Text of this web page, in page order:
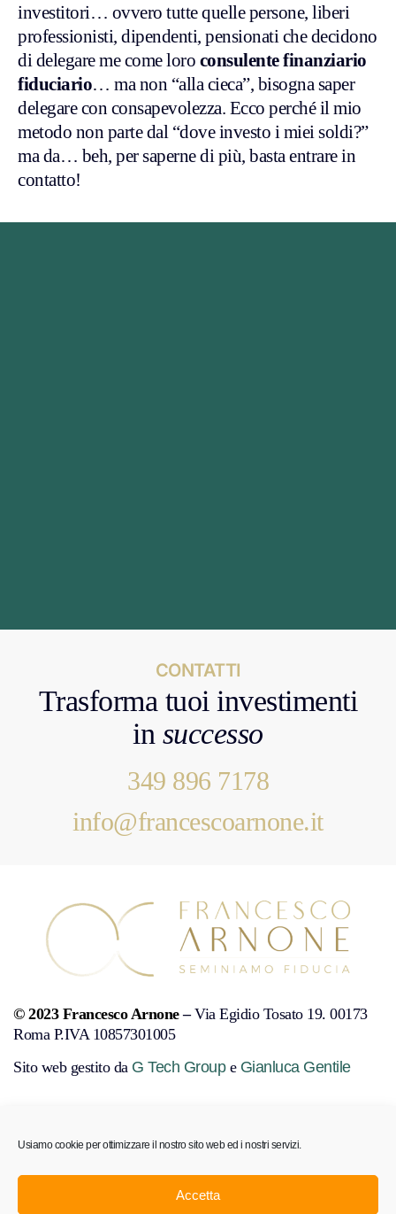
Usiamo cookie per ottimizzare il nostro sito web ed i nostri servizi.
Accetta
investitori… ovvero tutte quelle persone, liberi
professionisti, dipendenti, pensionati che decidono
di delegare me come loro consulente finanziario
fiduciario… ma non “alla cieca”, bisogna saper
delegare con consapevolezza. Ecco perché il mio
metodo non parte dal “dove investo i miei soldi?”
ma da… beh, per saperne di più, basta entrare in
contatto!
CONTATTI
Trasforma tuoi investimenti
in successo
349 896 7178
info@francescoarnone.it
© 2023 Francesco Arnone–Via Egidio Tosato 19. 00173
Roma P.IVA 10857301005
Sito web gestito da G Tech Groupe Gianluca Gentile